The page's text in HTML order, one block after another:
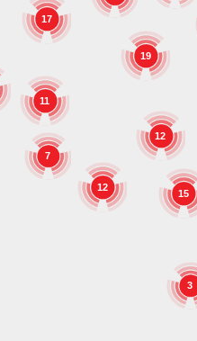
19
17
15
7
11
12
12
3